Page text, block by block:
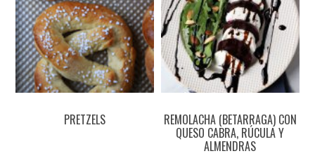
PRETZELS REMOLACHA (BETARRAGA) CON
QUESO CABRA, RÚCULA Y
ALMENDRAS